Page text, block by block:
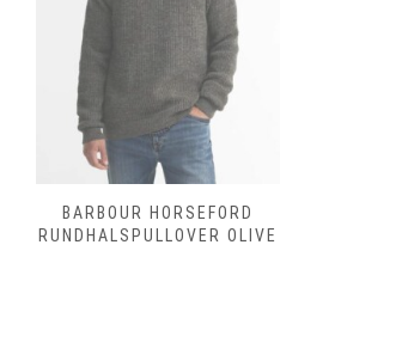
BARBOUR HORSEFORD
RUNDHALSPULLOVER OLIVE